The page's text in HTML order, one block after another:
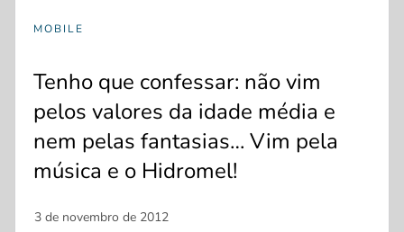
MOBILE
Tenho que confessar: não vim
pelos valores da idade média e
nem pelas fantasias… Vim pela
música e o Hidromel!